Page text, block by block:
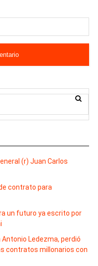
(r) Juan Carlos
contrato para
un futuro ya escrito por
Ledezma, perdió
contratos millonarios con